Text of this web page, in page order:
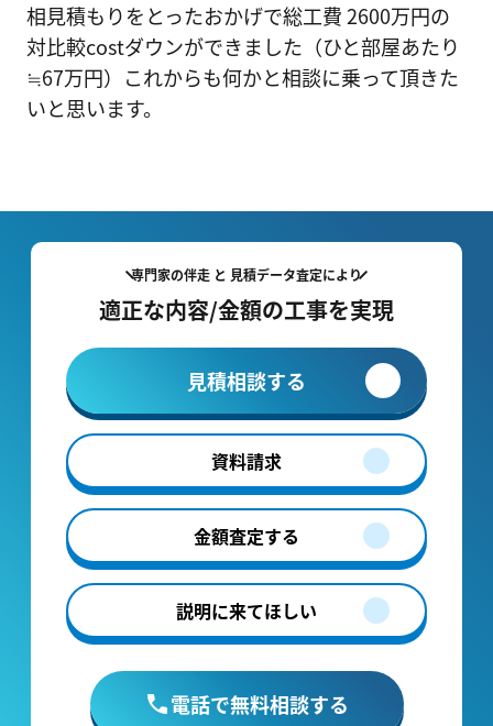
相見積もりをとったおかげで総工費 2600万円の
対比較costダウンができました（ひと部屋あたり
≒67万円）これからも何かと相談に乗って頂きた
いと思います。
専門家の伴走 と 見積データ査定により
適正な内容/金額の工事を実現
見積相談する
資料請求
金額査定する
説明に来てほしい
電話で無料相談する